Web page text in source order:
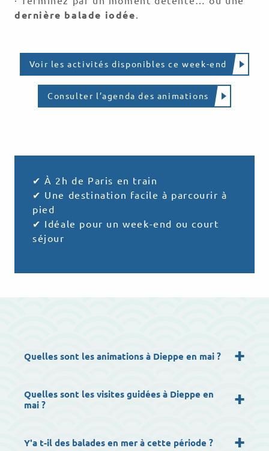
dernière balade iodée.
Voir les activités disponibles ce week-end
Consulter l’agenda des animations
✔ À 2h de Paris en train
✔ Une destination facile à parcourir à
pied
✔ Idéale pour un week-end ou court
séjour
Quelles sont les animations à Dieppe en mai ?
Quelles sont les visites guidées à Dieppe en
mai ?
Y'a t-il des balades en mer à cette période ?